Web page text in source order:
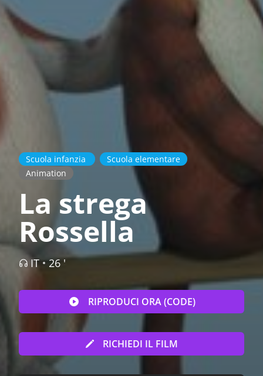
Scuola infanzia
Scuola elementare
Animation
La strega
Rossella
IT 26 '
RIPRODUCI ORA (CODE)
RICHIEDI IL FILM